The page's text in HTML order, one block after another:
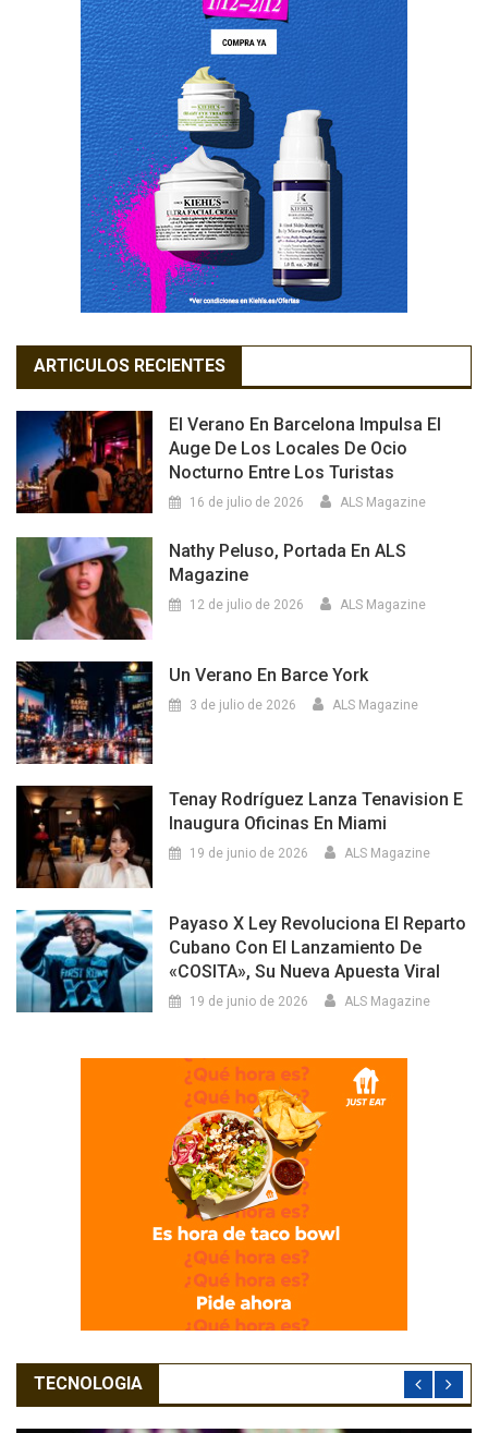
ARTICULOS RECIENTES
El Verano En Barcelona Impulsa El
Auge De Los Locales De Ocio
Nocturno Entre Los Turistas
16 de julio de 2026 ALS Magazine
Nathy Peluso, Portada En ALS
Magazine
12 de julio de 2026 ALS Magazine
Un Verano En Barce York
3 de julio de 2026 ALS Magazine
Tenay Rodríguez Lanza Tenavision E
Inaugura Oficinas En Miami
19 de junio de 2026 ALS Magazine
Payaso X Ley Revoluciona El Reparto
Cubano Con El Lanzamiento De
«COSITA», Su Nueva Apuesta Viral
19 de junio de 2026 ALS Magazine
TECNOLOGIA